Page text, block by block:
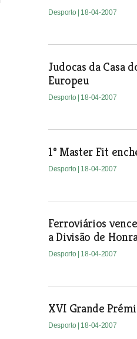
Desporto | 18-04-2007
Judocas da Casa
Europeu
Desporto | 18-04-2007
1º Master Fit
Desporto | 18-04-2007
Ferroviários
a Divisão de
Desporto | 18-04-2007
XVI Grande
Desporto | 18-04-2007